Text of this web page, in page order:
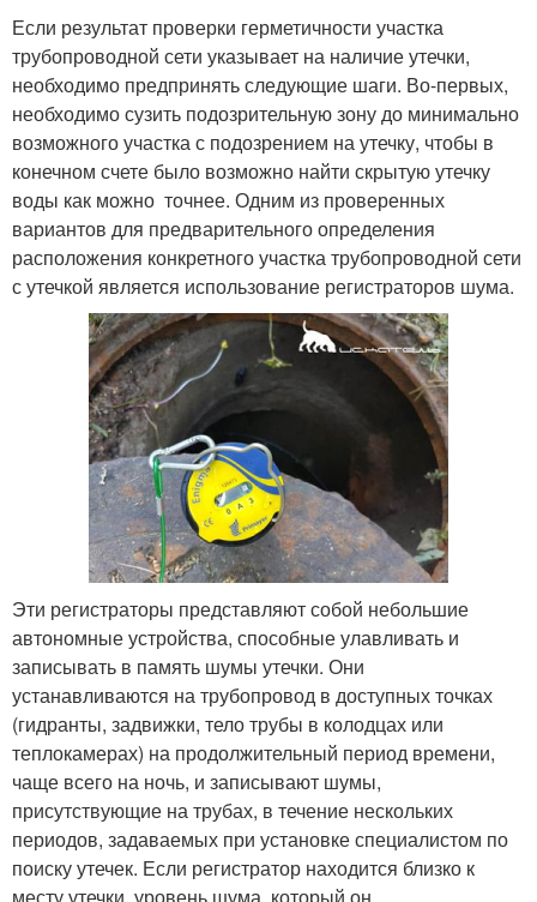
Если результат проверки герметичности участка
трубопроводной сети указывает на наличие утечки,
необходимо предпринять следующие шаги. Во-первых,
необходимо сузить подозрительную зону до минимально
возможного участка с подозрением на утечку, чтобы в
конечном счете было возможно найти скрытую утечку
воды как можно точнее. Одним из проверенных
вариантов для предварительного определения
расположения конкретного участка трубопроводной сети
с утечкой является использование регистраторов шума.
Эти регистраторы представляют собой небольшие
автономные устройства, способные улавливать и
записывать в память шумы утечки. Они
устанавливаются на трубопровод в доступных точках
(гидранты, задвижки, тело трубы в колодцах или
теплокамерах) на продолжительный период времени,
чаще всего на ночь, и записывают шумы,
присутствующие на трубах, в течение нескольких
периодов, задаваемых при установке специалистом по
поиску утечек. Если регистратор находится близко к
месту утечки, уровень шума, который он